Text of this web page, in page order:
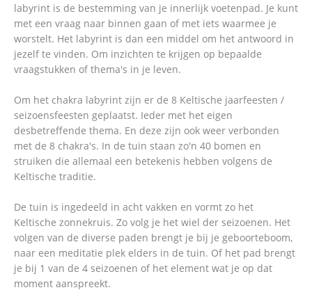
labyrint is de bestemming van je innerlijk voetenpad. Je kunt
met een vraag naar binnen gaan of met iets waarmee je
worstelt. Het labyrint is dan een middel om het antwoord in
jezelf te vinden. Om inzichten te krijgen op bepaalde
vraagstukken of thema's in je leven.
Om het chakra labyrint zijn er de 8 Keltische jaarfeesten /
seizoensfeesten geplaatst. Ieder met het eigen
desbetreffende thema. En deze zijn ook weer verbonden
met de 8 chakra's. In de tuin staan zo'n 40 bomen en
struiken die allemaal een betekenis hebben volgens de
Keltische traditie.
De tuin is ingedeeld in acht vakken en vormt zo het
Keltische zonnekruis. Zo volg je het wiel der seizoenen. Het
volgen van de diverse paden brengt je bij je geboorteboom,
naar een meditatie plek elders in de tuin. Of het pad brengt
je bij 1 van de 4 seizoenen of het element wat je op dat
moment aanspreekt.